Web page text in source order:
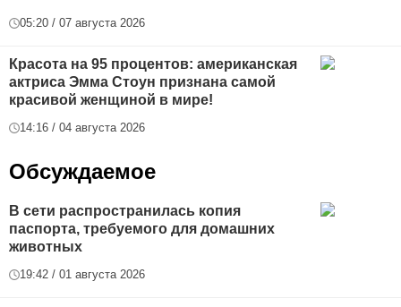
05:20 / 07 августа 2026
Красота на 95 процентов: американская
актриса Эмма Стоун признана самой
красивой женщиной в мире!
14:16 / 04 августа 2026
Обсуждаемое
В сети распространилась копия
паспорта, требуемого для домашних
животных
19:42 / 01 августа 2026